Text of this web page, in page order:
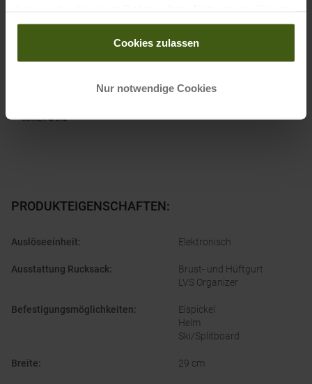
gesammelt haben.
Cookies zulassen
Nur notwendige Cookies
Ausgezeichnet mit:
PRODUKTEIGENSCHAFTEN:
Auslöseeinheit: Elektronisch
Ausstattung Rucksack:
Brust- und Hüftgurt
LVS Organizer
Befestigungsmöglichkeiten:
Eispickel
Helm
Ski/Splitboard
Breite: 29 cm